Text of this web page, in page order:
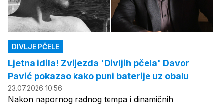
DIVLJE PČELE
Ljetna idila! Zvijezda 'Divljih pčela' Davor
Pavić pokazao kako puni baterije uz obalu
23.07.2026 10:56
Nakon napornog radnog tempa i dinamičnih